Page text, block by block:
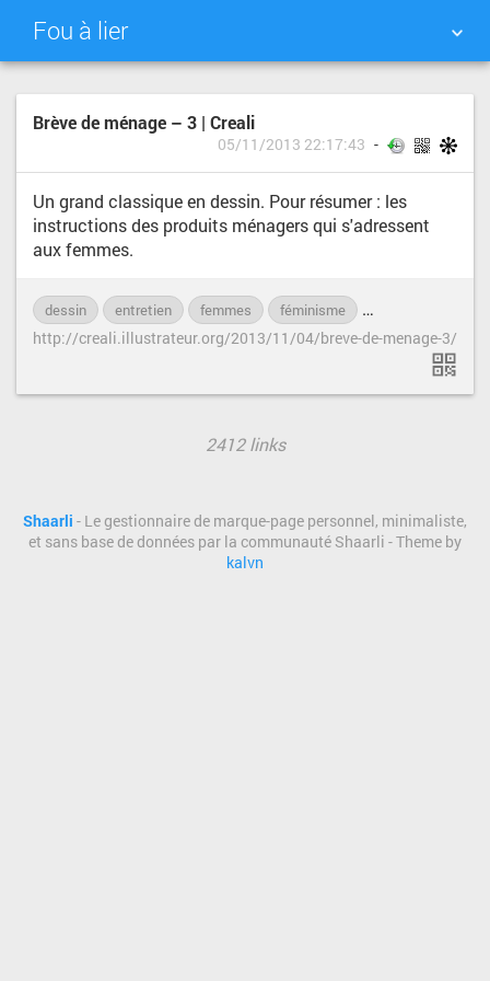
Fou à lier
NUAGE DE TAGS MUR D'IMAGES
Brève de ménage – 3 | Creali
05/11/2013 22:17:43
Un grand classique en dessin. Pour résumer : les
instructions des produits ménagers qui s'adressent
aux femmes.
dessin entretien femmes féminisme
http://creali.illustrateur.org/2013/11/04/breve-de-menage-3/
2412 links
Shaarli - Le gestionnaire de marque-page personnel, minimaliste,
et sans base de données par la communauté Shaarli - Theme by
kalvn